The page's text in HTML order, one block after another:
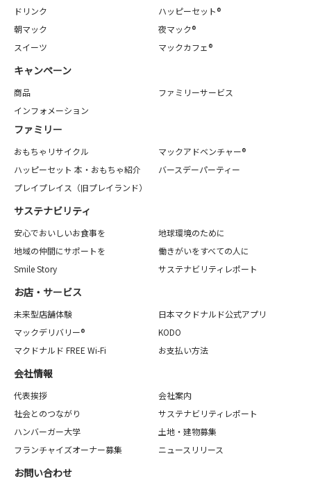
ドリンク
ハッピーセット®
朝マック
夜マック®
スイーツ
マックカフェ®
キャンペーン
商品
ファミリーサービス
インフォメーション
ファミリー
おもちゃリサイクル
マックアドベンチャー®
ハッピーセット 本・おもちゃ紹介
バースデーパーティー
プレイプレイス（旧プレイランド）
サステナビリティ
安心でおいしいお食事を
地球環境のために
地域の仲間にサポートを
働きがいをすべての人に
Smile Story
サステナビリティレポート
お店・サービス
未来型店舗体験
日本マクドナルド公式アプリ
マックデリバリー®
KODO
マクドナルド FREE Wi-Fi
お支払い方法
会社情報
代表挨拶
会社案内
社会とのつながり
サステナビリティレポート
ハンバーガー大学
土地・建物募集
フランチャイズオーナー募集
ニュースリリース
お問い合わせ